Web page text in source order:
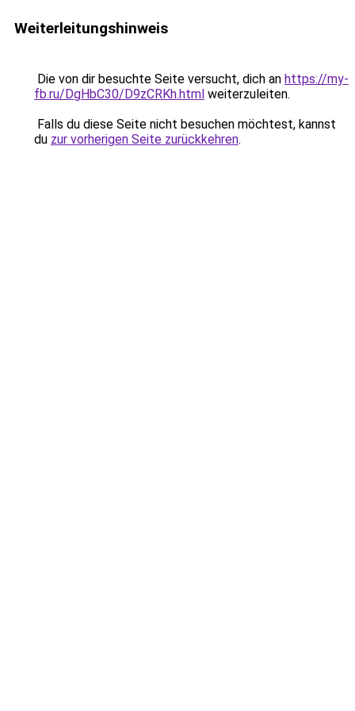
Weiterleitungshinweis
Die von dir besuchte Seite versucht, dich an https://my-
fb.ru/DgHbC30/D9zCRKh.html weiterzuleiten.
Falls du diese Seite nicht besuchen möchtest, kannst
du zur vorherigen Seite zurückkehren.